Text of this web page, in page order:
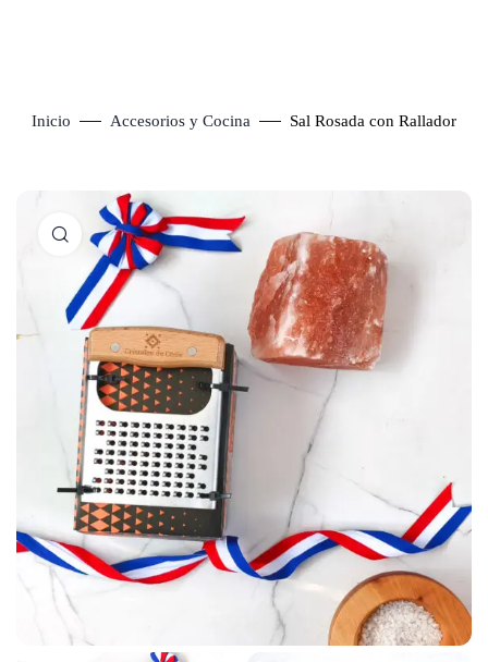
Inicio Accesorios y Cocina Sal Rosada con Rallador
Click to enlarge